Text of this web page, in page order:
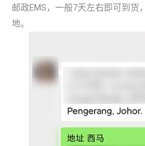
邮政EMS，一般7天左右即可到货
地。